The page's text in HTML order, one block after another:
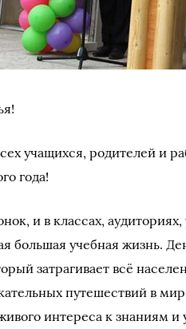
учащихся, родителей и
года!
и в классах,
большая учебная жизнь.
затрагивает всё
путешествий в
интереса к знаниям и